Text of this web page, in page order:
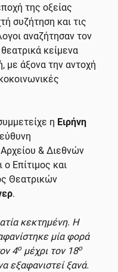
της οξείας
συζήτηση και τις
αναζήτησαν τον
κείμενα
με άξονα την αντοχή
η Ειρήνη
& Διεθνών
Επίτιμος και
Θεατρικών
.
κεκτημένη. Η
μία φορά
4ομέχρι τον 18ο
εξαφανιστεί ξανά.